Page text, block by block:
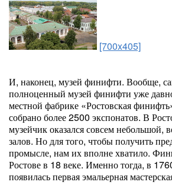
[700x405]
И, наконец, музей финифти. Вообще,
полноценный музей финифти уже
местной фабрике «Ростовская
собрано более 2500 экспонатов. В
музейчик оказался совсем небольшой,
залов. Но для того, чтобы получить
промысле, нам их вполне хватило.
Ростове в 18 веке. Именно тогда, в
появилась первая эмальерная